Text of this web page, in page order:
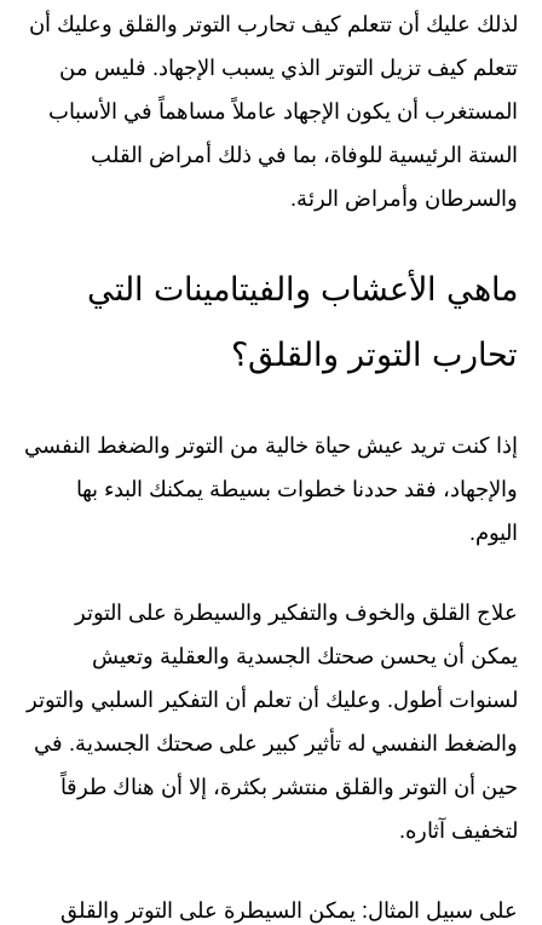
لذلك عليك أن تتعلم كيف تحارب التوتر والقلق وعليك أن
تتعلم كيف تزيل التوتر الذي يسبب الإجهاد. فليس من
المستغرب أن يكون الإجهاد عاملاً مساهماً في الأسباب
الستة الرئيسية للوفاة، بما في ذلك أمراض القلب
والسرطان وأمراض الرئة.
ماهي الأعشاب والفيتامينات التي
تحارب التوتر والقلق؟
إذا كنت تريد عيش حياة خالية من التوتر والضغط النفسي
والإجهاد، فقد حددنا خطوات بسيطة يمكنك البدء بها
اليوم.
علاج القلق والخوف والتفكير والسيطرة على التوتر
يمكن أن يحسن صحتك الجسدية والعقلية وتعيش
لسنوات أطول. وعليك أن تعلم أن التفكير السلبي والتوتر
والضغط النفسي له تأثير كبير على صحتك الجسدية. في
حين أن التوتر والقلق منتشر بكثرة، إلا أن هناك طرقاً
لتخفيف آثاره.
على سبيل المثال: يمكن السيطرة على التوتر والقلق